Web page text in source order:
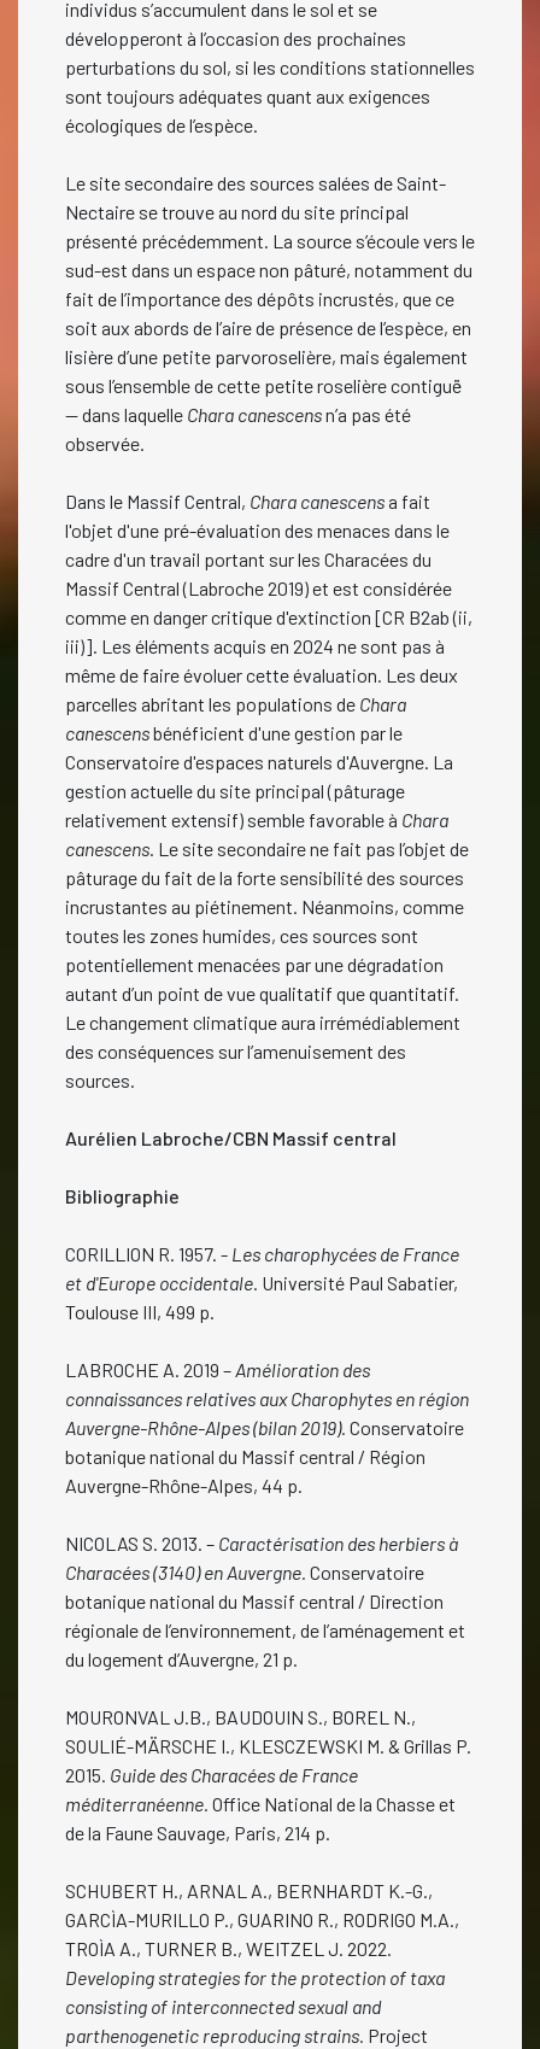
individus s’accumulent dans le sol et se
développeront à l’occasion des prochaines
perturbations du sol, si les conditions stationnelles
sont toujours adéquates quant aux exigences
écologiques de l’espèce.
Le site secondaire des sources salées de Saint-
Nectaire se trouve au nord du site principal
présenté précédemment. La source s’écoule vers le
sud-est dans un espace non pâturé, notamment du
fait de l’importance des dépôts incrustés, que ce
soit aux abords de l’aire de présence de l’espèce, en
lisière d’une petite parvoroselière, mais également
sous l’ensemble de cette petite roselière contiguë
— dans laquelle Chara canescensn’a pas été
observée.
Dans le Massif Central, Chara canescens a fait
l'objet d'une pré-évaluation des menaces dans le
cadre d'un travail portant sur les Characées du
Massif Central (Labroche 2019) et est considérée
comme en danger critique d'extinction [CR B2ab (ii,
iii)]. Les éléments acquis en 2024 ne sont pas à
même de faire évoluer cette évaluation. Les deux
parcelles abritant les populations de Chara
canescensbénéficient d'une gestion par le
Conservatoire d'espaces naturels d'Auvergne. La
gestion actuelle du site principal (pâturage
relativement extensif) semble favorable à Chara
canescens. Le site secondaire ne fait pas l’objet de
pâturage du fait de la forte sensibilité des sources
incrustantes au piétinement. Néanmoins, comme
toutes les zones humides, ces sources sont
potentiellement menacées par une dégradation
autant d’un point de vue qualitatif que quantitatif.
Le changement climatique aura irrémédiablement
des conséquences sur l’amenuisement des
sources.
Aurélien Labroche/CBN Massif central
Bibliographie
CORILLION R. 1957. - Les charophycées de France
et d'Europe occidentale. Université Paul Sabatier,
Toulouse III, 499 p.
LABROCHE A. 2019 –Amélioration des
connaissances relatives aux Charophytes en région
Auvergne-Rhône-Alpes (bilan 2019). Conservatoire
botanique national du Massif central / Région
Auvergne-Rhône-Alpes, 44 p.
NICOLAS S. 2013. – Caractérisation des herbiers à
Characées (3140) en Auvergne. Conservatoire
botanique national du Massif central / Direction
régionale de l’environnement, de l’aménagement et
du logement d’Auvergne, 21 p.
MOURONVAL J.B., BAUDOUIN S., BOREL N.,
SOULIÉ-MÄRSCHE I., KLESCZEWSKI M. & Grillas P.
2015. Guide des Characées de France
méditerranéenne. Office National de la Chasse et
de la Faune Sauvage, Paris, 214 p.
SCHUBERT H., ARNAL A., BERNHARDT K.-G.,
GARCÌA-MURILLO P., GUARINO R., RODRIGO M.A.,
TROÌA A., TURNER B., WEITZEL J. 2022.
Developing strategies for the protection of taxa
consisting of interconnected sexual and
parthenogenetic reproducing strains. Project